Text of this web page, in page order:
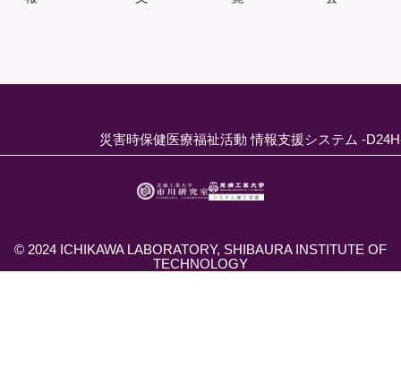
災害時保健医療福祉活動 情報支援システム -
© 2024 ICHIKAWA LABORATORY, SHIBAURA INSTITUTE OF
TECHNOLOGY